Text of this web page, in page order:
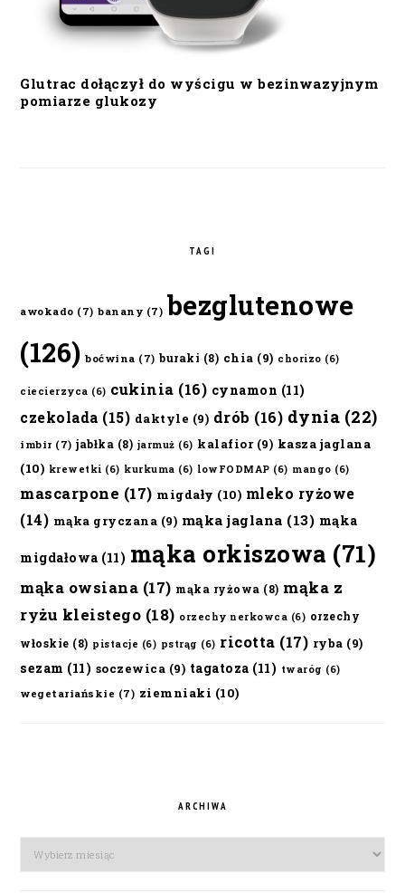
Glutrac dołączył do wyścigu w bezinwazyjnym
pomiarze glukozy
TAGI
awokado (7) banany (7) bezglutenowe
(126) boćwina (7) buraki (8) chia (9) chorizo (6)
ciecierzyca (6) cukinia (16) cynamon (11)
czekolada (15) daktyle (9) drób (16) dynia (22)
imbir (7) jabłka (8) jarmuż (6) kalafior(9) kasza jaglana
(10) krewetki (6) kurkuma (6) lowFODMAP (6) mango (6)
mascarpone (17) migdały (10) mleko ryżowe
(14) mąka gryczana (9) mąka jaglana (13) mąka
migdałowa (11) mąka orkiszowa (71)
mąka owsiana (17) mąka ryżowa (8) mąka z
ryżu kleistego (18) orzechy nerkowca (6) orzechy
włoskie (8) pistacje (6) pstrąg (6) ricotta (17) ryba (9)
sezam (11) soczewica (9) tagatoza (11) twaróg (6)
wegetariańskie (7) ziemniaki (10)
ARCHIWA
Archiwa